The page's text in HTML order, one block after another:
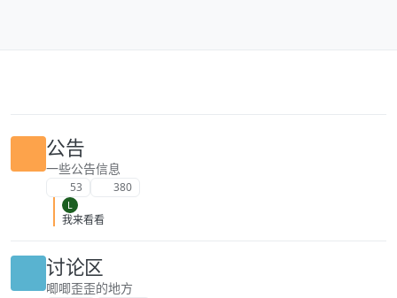
公告
一些公告信息
53 380
L
我来看看
讨论区
唧唧歪歪的地方